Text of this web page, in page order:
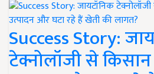
Success Story:
टेक्नोलॉजी से